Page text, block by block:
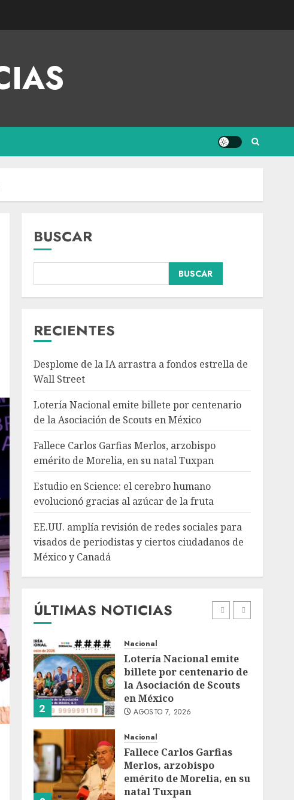
BUSCAR
BUSCAR
RECIENTES
Desplome de la IA arrastra a fondos estrella de
Wall Street
Lotería Nacional emite billete por centenario
de la Asociación de Scouts en México
Fallece Carlos Garfias Merlos, arzobispo
emérito de Morelia, en su natal Tuxpan
Estudio en Science: el cerebro humano
evolucionó gracias al azúcar de la fruta
EE.UU. amplía revisión de redes sociales para
visados de periodistas y ciertos ciudadanos de
México y Canadá
ÚLTIMAS NOTICIAS
3
Fallece Carlos Garfias
Merlos, arzobispo
4
Internacional
cerebro humano
evolucionó gracias al
azúcar de la fruta
AGOSTO 7, 2026
5
Internacional
EE.UU. amplía revisión
de redes sociales para
visados de periodistas y
ciertos ciudadanos de
México y Canadá
AGOSTO 7, 2026
1
estrella de Wall Street
AGOSTO 7, 2026
2
Nacional
Lotería Nacional emite
billete por centenario de
la Asociación de Scouts
en México
AGOSTO 7, 2026
Nacional
Fallece Carlos Garfias
Merlos, arzobispo
emérito de Morelia, en su
natal Tuxpan